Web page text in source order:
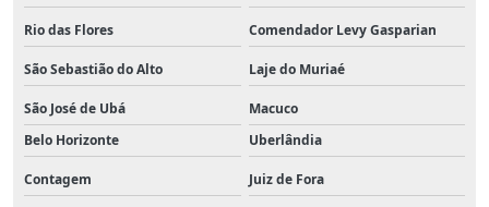
Rio das Flores Comendador Levy Gasparian
São Sebastião do Alto Laje do Muriaé
São José de Ubá
Macuco
Belo Horizonte
Uberlândia
Contagem Juiz de Fora